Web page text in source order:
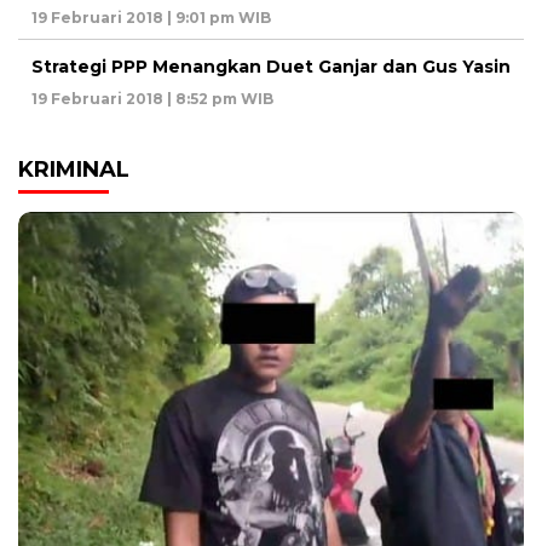
19 Februari 2018 | 9:01 pm WIB
Strategi PPP Menangkan Duet Ganjar dan Gus Yasin
19 Februari 2018 | 8:52 pm WIB
KRIMINAL